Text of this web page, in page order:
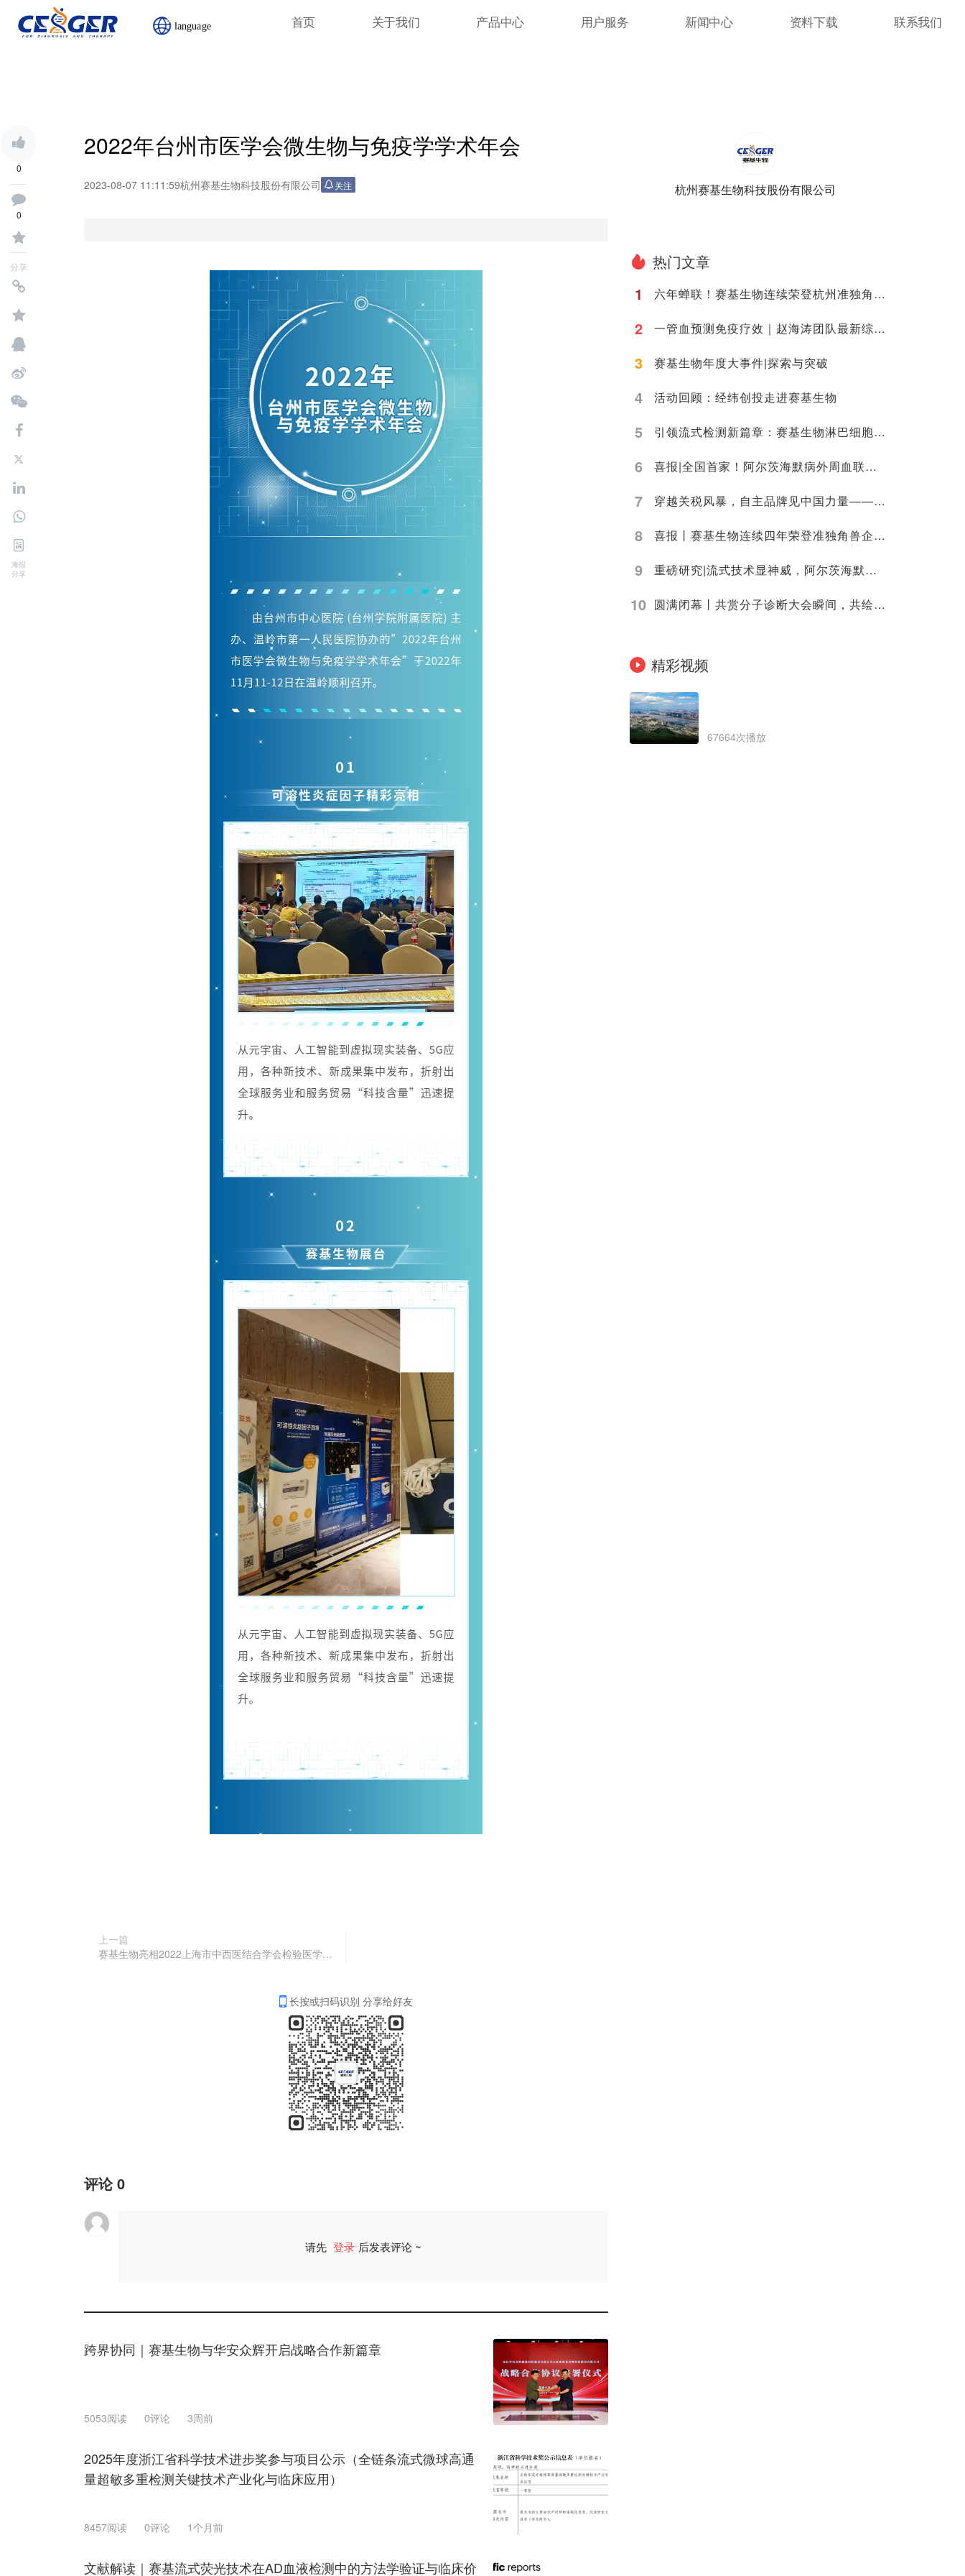
首页 关于我们 产品中心 用户服务 新闻中心 资料下载 联系我们
首页language
0
0
分享
海报
分享
2022年台州市医学会微生物与免疫学学术年会
2023-08-07 11:11:59杭州赛基生物科技股份有限公司 关注
上一篇
赛基生物亮相2022上海市中西医结合学会检验医学学术会议暨第六届
长按或扫码识别 分享给好友
评论0
请先 登录 后发表评论 ~
跨界协同｜赛基生物与华安众辉开启战略合作新篇章
5053阅读 0评论 3周前
2025年度浙江省科学技术进步奖参与项目公示（全链条流式微球高通
量超敏多重检测关键技术产业化与临床应用）
8457阅读 0评论 1个月前
文献解读｜赛基流式荧光技术在AD血液检测中的方法学验证与临床价
杭州赛基生物科技股份有限公司
热门文章
1
六年蝉联！赛基生物连续荣登杭州准独角兽榜单，硬核实力领跑流式免疫赛道
2 一管血预测免疫疗效｜赵海涛团队最新综述：首次系统总结PD-1⁺ T细胞在实体瘤中的临床应用价值
3 赛基生物年度大事件|探索与突破
4 活动回顾：经纬创投走进赛基生物
5 引领流式检测新篇章：赛基生物淋巴细胞亚群检测试剂盒重磅上市
6 喜报|全国首家！阿尔茨海默病外周血联合检测试剂盒获批国家医疗器械注册证
7 穿越关税风暴，自主品牌见中国力量——赛基生物，以技术破局进口垄断
8 喜报丨赛基生物连续四年荣登准独角兽企业榜单，创新驱动发展再获认可！
9 重磅研究|流式技术显神威，阿尔茨海默病早期筛查迎来新突破
10 圆满闭幕丨共赏分子诊断大会瞬间，共绘健康未来新蓝图
精彩视频
67664次播放